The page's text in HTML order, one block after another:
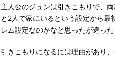
主人公のジュンは引きこもりで、
と2人で家にいるという設定から最
レム設定なのかなと思ったが違った
引きこもりになるには理由があり